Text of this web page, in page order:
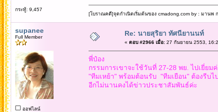
กระทู้: 9,457
[โบราณคดี]จุดกำเนิดเริ่มต้นของ cmadong.com by : มานพ
supanee
Full Member
ออฟไลน์
Re: นายสุริยา ทัศนียานนท์
« ตอบ #2966 เมื่อ:27 กันยายน 2553,
พี่ป๋อง
กรรมการเขาจะใช้วันที่ 27-28 พย. ไปเยี่ย
"ทีมเหย้า" พร้อมต้อนรับ "ทีมเยือน" ต้องรีบไ
อีกไม่นานคงได้ข่าวประชาสัมพันธ์ค่ะ